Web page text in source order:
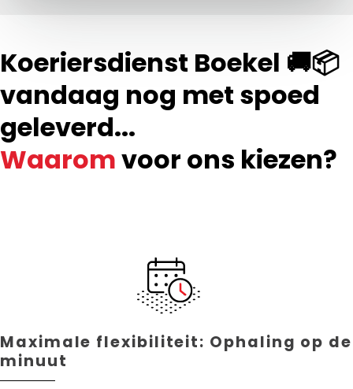
Koeriersdienst Boekel 🚚📦
vandaag nog met spoed
geleverd...
Waaromvoor ons kiezen?
Maximale flexibiliteit: Ophaling op de
minuut